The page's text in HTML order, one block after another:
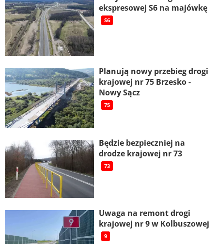
ekspresowej S6 na majówkę
S6
Planują nowy przebieg drogi
krajowej nr 75 Brzesko -
Nowy Sącz
75
Będzie bezpieczniej na
drodze krajowej nr 73
73
Uwaga na remont drogi
krajowej nr 9 w Kolbuszowej
9